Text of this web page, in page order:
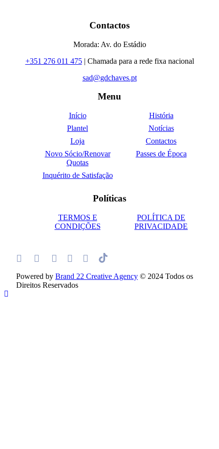
Contactos
Morada: Av. do Estádio
+351 276 011 475| Chamada para a rede fixa nacional
sad@gdchaves.pt
Menu
Início
História
Plantel
Notícias
Loja
Contactos
Novo Sócio/Renovar
Quotas
Passes de Época
Inquérito de Satisfação
Políticas
TERMOS E
CONDIÇÕES
POLÍTICA DE
PRIVACIDADE
Powered by Brand 22 Creative Agency © 2024 Todos os
Direitos Reservados